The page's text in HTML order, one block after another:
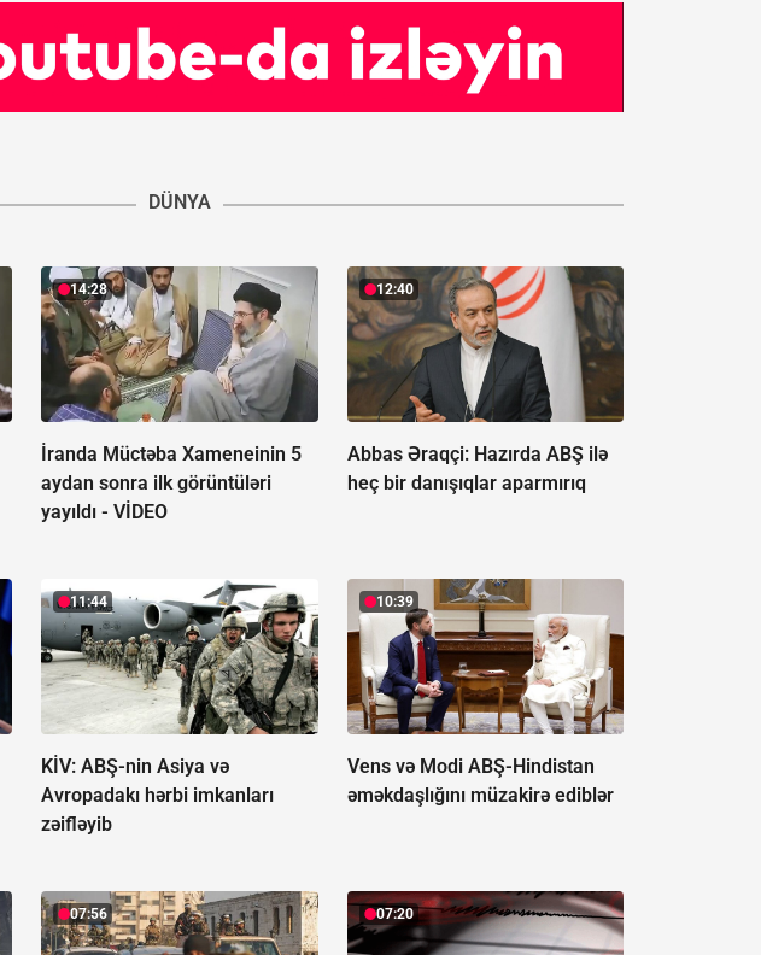
DÜNYA
14:28
İranda Müctəba Xameneinin 5
aydan sonra ilk görüntüləri
yayıldı -VİDEO
12:40
Abbas Əraqçi: Hazırda ABŞ ilə
heç bir danışıqlar aparmırıq
11:44
KİV: ABŞ-nin Asiya və
Avropadakı hərbi imkanları
zəifləyib
10:39
Vens və Modi ABŞ-Hindistan
əməkdaşlığını müzakirə ediblər
07:56 07:20